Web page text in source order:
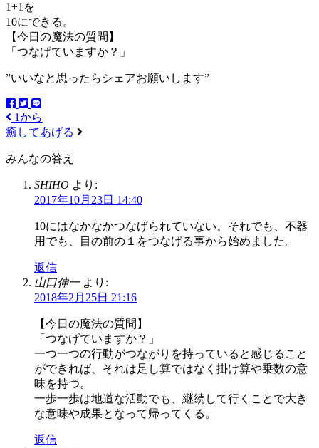
1+1を
10にできる。
【今日の魔法の質問】
「つなげていますか？」
”いいなと思ったらシェアお願いします”
1から
癒してあげる
みんなの答え
SHIHO より:
2017年10月23日 14:40
10にはなかなかつなげられていない。それでも、不器
用でも、目の前の１をつなげる事から始めました。
返信
山口伸一 より:
2018年2月25日 21:16
【今日の魔法の質問】
「つなげていますか？」
一つ一つの行動がつながりを持っていると感じること
ができれば、それは足し算ではなく掛け算や乗数の意
味を持つ。
一歩一歩は地道な活動でも、継続して行くことで大き
な意味や成果となって帰ってくる。
返信